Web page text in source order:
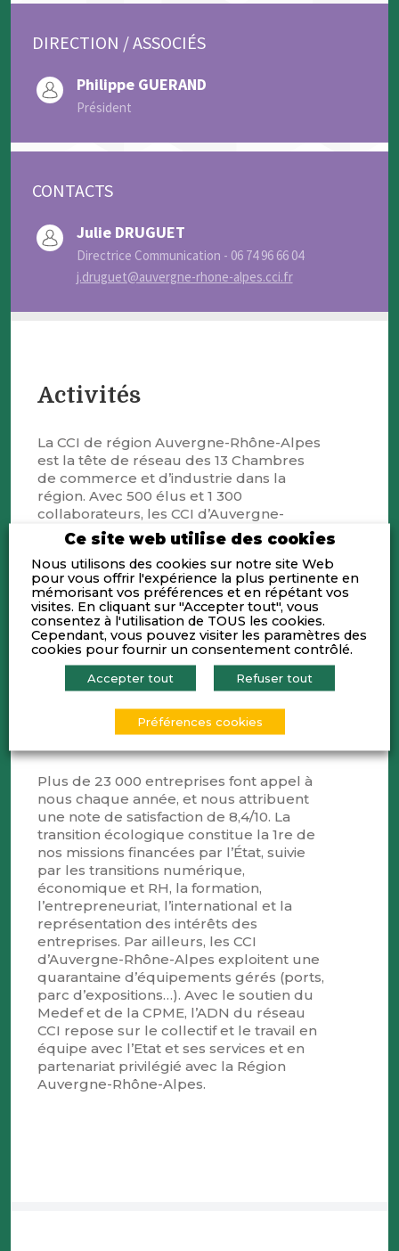
DIRECTION / ASSOCIÉS
Philippe GUERAND
Président
CONTACTS
Julie DRUGUET
Directrice Communication - 06 74 96 66 04
j.druguet@auvergne-rhone-alpes.cci.fr
Activités
La CCI de région Auvergne-Rhône-Alpes
est la tête de réseau des 13 Chambres
de commerce et d’industrie dans la
région. Avec 500 élus et 1 300
collaborateurs, les CCI d’Auvergne-
Rhône-Alpes forment ainsi le 1 er réseau
public économique de proximité, au
service des PME-TPE, des territoires et
des porteurs de projets. Établissements
publics d’État, les CCI d’Auvergne-
Rhône-Alpes sont mobilisées au
quotidien pour représenter, informer,
accompagner et former les entreprises
d’Auvergne-Rhône-Alpes (industrie,
commerce, services).
Compétences
Plus de 23 000 entreprises font appel à
nous chaque année, et nous attribuent
une note de satisfaction de 8,4/10. La
transition écologique constitue la 1re de
nos missions financées par l’État, suivie
par les transitions numérique,
économique et RH, la formation,
l’entrepreneuriat, l’international et la
représentation des intérêts des
entreprises. Par ailleurs, les CCI
d’Auvergne-Rhône-Alpes exploitent une
quarantaine d’équipements gérés (ports,
parc d’expositions…). Avec le soutien du
Medef et de la CPME, l’ADN du réseau
CCI repose sur le collectif et le travail en
équipe avec l’Etat et ses services et en
partenariat privilégié avec la Région
Auvergne-Rhône-Alpes.
Ce site web utilise des cookies
Nous utilisons des cookies sur notre site Web
pour vous offrir l'expérience la plus pertinente en
mémorisant vos préférences et en répétant vos
visites. En cliquant sur "Accepter tout", vous
consentez à l'utilisation de TOUS les cookies.
Cependant, vous pouvez visiter les paramètres des
cookies pour fournir un consentement contrôlé.
Accepter tout Refuser tout
Préférences cookies